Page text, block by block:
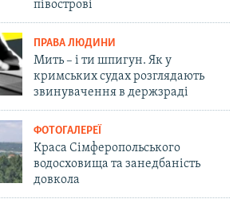
півострові
ПРАВА ЛЮДИНИ
Мить – і ти шпигун. Як у
кримських судах розглядають
звинувачення в держзраді
ФОТОГАЛЕРЕЇ
Краса Сімферопольського
водосховища та занедбаність
довкола